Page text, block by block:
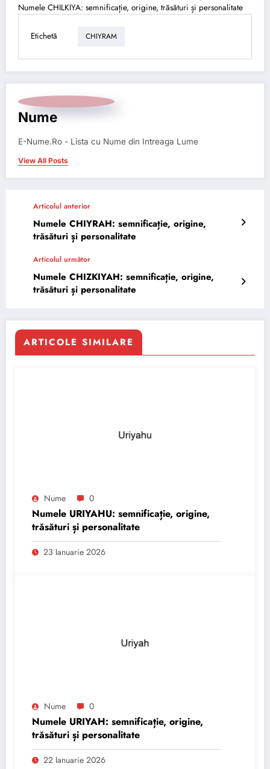
Numele CHILKIYA: semnificație, origine, trăsături și personalitate
Etichetă CHIYRAM
Nume
E-Nume.Ro - Lista cu Nume din Intreaga Lume
View All Posts
Articolul anterior
Numele CHIYRAH: semnificație, origine,
trăsături și personalitate
Articolul următor
Numele CHIZKIYAH: semnificație, origine,
trăsături și personalitate
ARTICOLE SIMILARE
Nume 0
Numele URIYAHU: semnificație, origine,
trăsături și personalitate
23 Ianuarie 2026
Nume 0
Numele URIYAH: semnificație, origine,
trăsături și personalitate
22 Ianuarie 2026